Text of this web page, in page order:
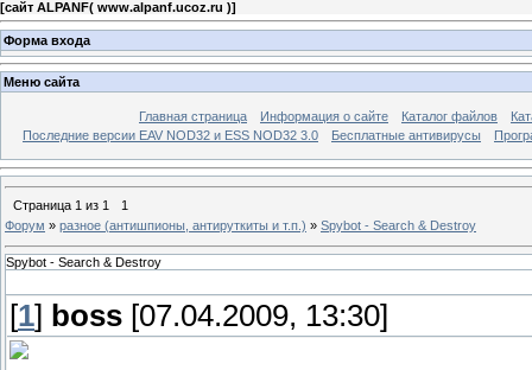
[сайт ALPANF( www.alpanf.ucoz.ru )]
Форма входа
Меню сайта
Главная страница Информация о сайте Каталог файлов
Последние версии EAV NOD32 и ESS NOD32 3.0
Бесплатные антивирусы
Страница 1 из 1
1
Форум » разное (антишпионы, антируткиты и т.п.) » Spybot - Search & Destroy
Spybot - Search & Destroy
[1] boss [07.04.2009, 13:30]